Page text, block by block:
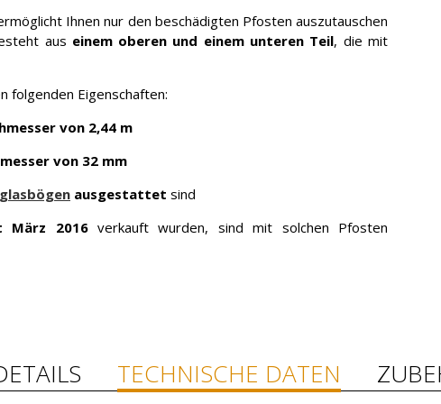
Ihnen nur den beschädigten Pfosten auszutauschen
aus einem oberen und einem unteren Teil, die mit
folgenden Eigenschaften:
von 2,44 m
von 32 mm
ausgestattet sind
März 2016verkauft wurden, sind mit solchen Pfosten
TECHNISCHE DATEN